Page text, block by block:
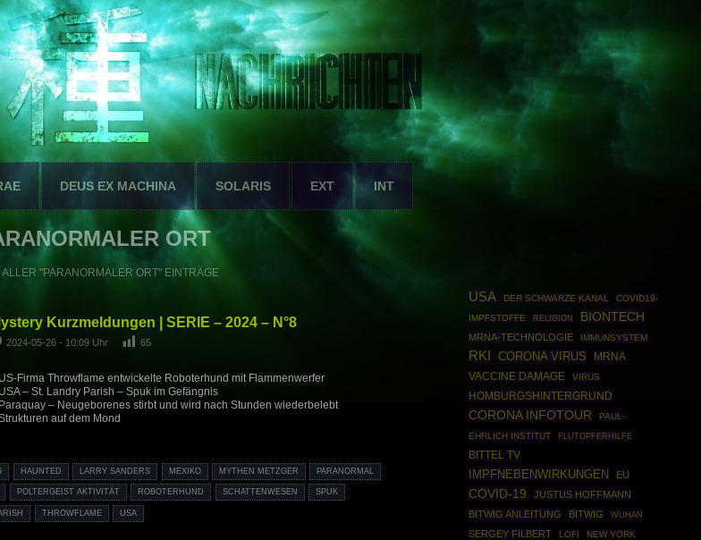
DEUS EX MACHINA SOLARIS EXT INT
ORT
ALLER "PARANORMALER ORT" EINTRÄGE
Kurzmeldungen | SERIE – 2024 – N°8
2024-05-26 - 10:09 Uhr 65
Firma Throwflame entwickelte Roboterhund mit Flammenwerfer
– St. Landry Parish – Spuk im Gefängnis
– Neugeborenes stirbt und wird nach Stunden wiederbelebt
auf dem Mond
HAUNTED LARRY SANDERS MEXIKO MYTHEN METZGER PARANORMAL
POLTERGEIST AKTIVITÄT ROBOTERHUND SCHATTENWESEN SPUK
THROWFLAME USA
USA DER SCHWARZE KANAL
COVID19-
IMPFSTOFFE
RELIGION BIONTECH
MRNA-TECHNOLOGIE IMMUNSYSTEM
RKI CORONA VIRUS
MRNA
VACCINE DAMAGE
VIRUS
HOMBURGSHINTERGRUND
CORONA INFOTOUR
PAUL-
EHRLICH INSTITUT
FLUTOPFERHILFE
BITTEL TV
IMPFNEBENWIRKUNGEN EU
COVID-19
JUSTUS HOFFMANN
BITWIG ANLEITUNG
BITWIG WUHAN
SERGEY FILBERT LOFI
NEW YORK